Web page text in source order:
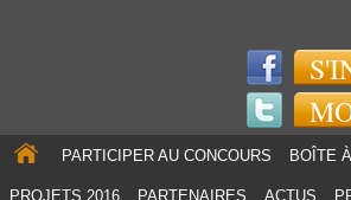
PARTICIPER AU CONCOURS BOÎTE
PROJETS 2016 PARTENAIRES ACTUS